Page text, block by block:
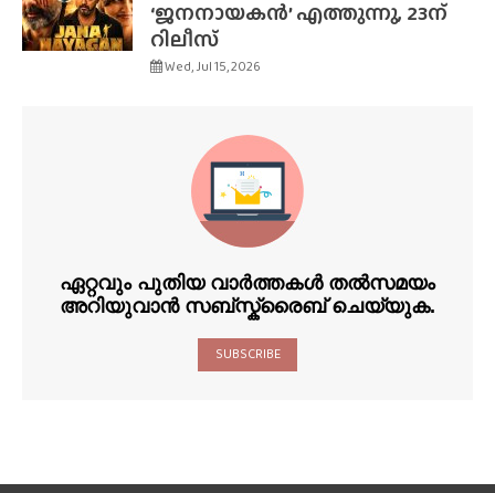
‘ജനനായകൻ’ എത്തുന്നു, 23ന്
റിലീസ്
Wed, Jul 15, 2026
ഏറ്റവും പുതിയ വാർത്തകൾ തൽസമയം
അറിയുവാൻ സബ്സ്ക്രൈബ് ചെയ്യുക.
SUBSCRIBE